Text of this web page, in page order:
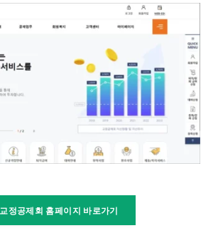
교정공제회 홈페이지 바로가기